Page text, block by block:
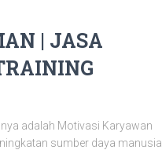
| JASA
adalah Motivasi Karyawan
sumber daya manusia